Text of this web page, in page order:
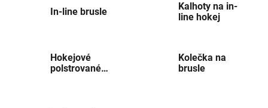
In-line brusle
Kalhoty na in-
line hokej
Hokejové
polstrované
Kolečka na
brusle